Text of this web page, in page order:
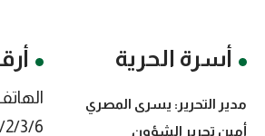
أسرة الحرية
مدير التحرير: يسرى المصري
أمين تحرير الشؤون
6 -011